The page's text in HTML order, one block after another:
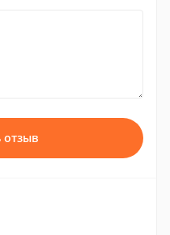
отзыв